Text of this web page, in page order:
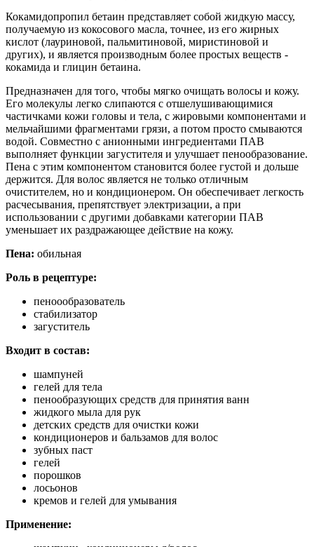
Кокамидопропил бетаин представляет собой жидкую массу,
получаемую из кокосового масла, точнее, из его жирных
кислот (лауриновой, пальмитиновой, миристиновой и
других), и является производным более простых веществ -
кокамида и глицин бетаина.
Предназначен для того, чтобы мягко очищать волосы и кожу.
Его молекулы легко слипаются с отшелушивающимися
частичками кожи головы и тела, с жировыми компонентами и
мельчайшими фрагментами грязи, а потом просто смываются
водой. Совместно с анионными ингредиентами ПАВ
выполняет функции загустителя и улучшает пенообразование.
Пена с этим компонентом становится более густой и дольше
держится. Для волос является не только отличным
очистителем, но и кондиционером. Он обеспечивает легкость
расчесывания, препятствует электризации, а при
использовании с другими добавками категории ПАВ
уменьшает их раздражающее действие на кожу.
Пена: обильная
Роль в рецептуре:
пеноообразователь
стабилизатор
загуститель
Входит в состав:
шампуней
гелей для тела
пенообразующих средств для принятия ванн
жидкого мыла для рук
детских средств для очистки кожи
кондиционеров и бальзамов для волос
зубных паст
гелей
порошков
лосьонов
кремов и гелей для умывания
Применение: